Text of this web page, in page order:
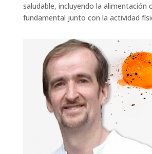
saludable, incluyendo la alimentación
fundamental junto con la actividad